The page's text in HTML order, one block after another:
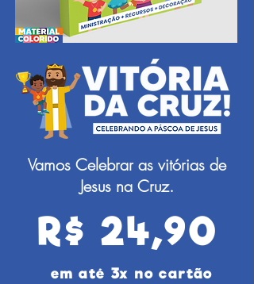
Vamos Celebrar as vitórias de
Jesus na Cruz.
R$ 24,90
em até 3x no cartão